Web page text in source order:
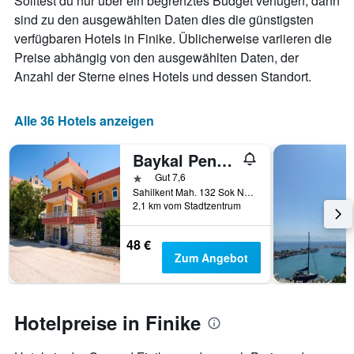
hat
1
X-
Achse,
die
anzeigt.
Diagramm
hat
1
Y-
Achse,
die
den
durchschnittlichen
Zimmerpreis
anzeigt.
sind zu den ausgewählten Daten dies die günstigsten
verfügbaren Hotels in Finike. Üblicherweise variieren die
Preise abhängig von den ausgewählten Daten, der
Anzahl der Sterne eines Hotels und dessen Standort.
Alle 36 Hotels anzeigen
Baykal Pension
1 SternGut 7,6
Sahilkent Mah. 132 Sok No 2 Finike, Finike, Türkei
2,1 km vom Stadtzentrum
48 €
Zum Angebot
Hotelpreise in Finike